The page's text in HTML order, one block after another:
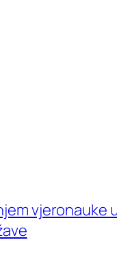
vjeronauke